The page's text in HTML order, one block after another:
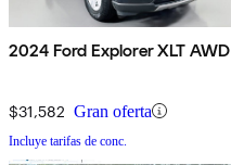
2024 Ford Explorer XLT AWD
$31,582 Gran oferta
Incluye tarifas de conc.